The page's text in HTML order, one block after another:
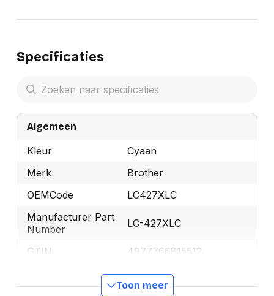
Specificaties
Algemeen
Kleur
Cyaan
Merk
Brother
OEMCode
LC427XLC
Manufacturer Part
Number
LC-427XLC
GTIN 4977766815512
Productformaat Toon meer